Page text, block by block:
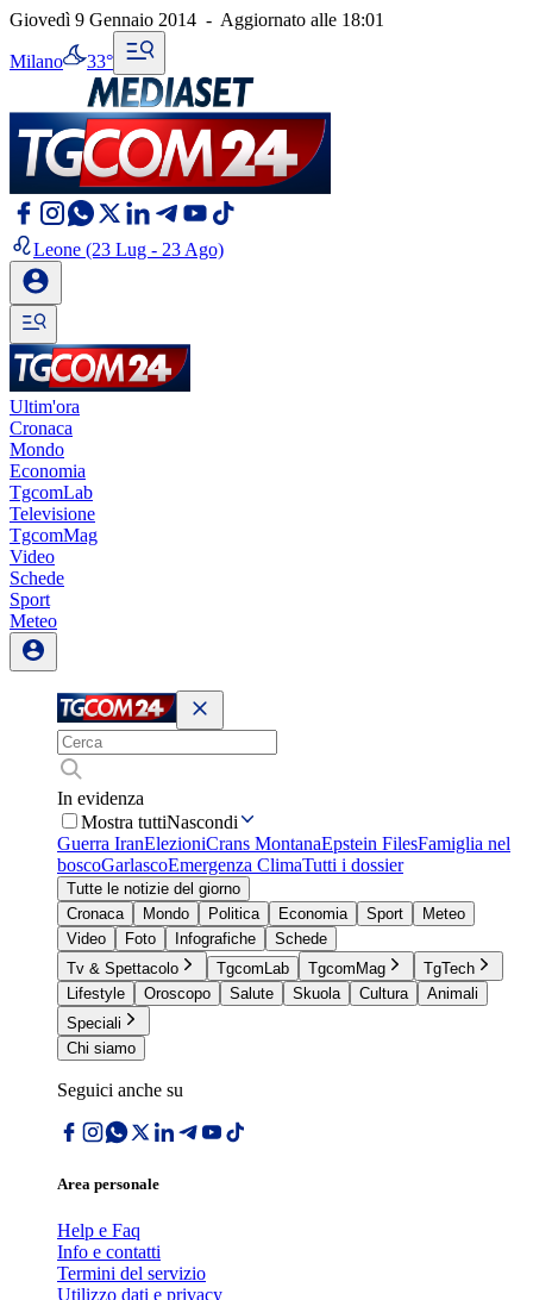
Giovedì 9 Gennaio 2014 - Aggiornato alle 18:01
Milano 33°
Leone (23 Lug - 23 Ago)
Ultim'ora
Cronaca
Mondo
Economia
TgcomLab
Televisione
TgcomMag
Video
Schede
Sport
Meteo
In evidenza
Mostra tuttiNascondi
Guerra IranElezioniCrans MontanaEpstein FilesFamiglia nel
boscoGarlascoEmergenza ClimaTutti i dossier
Tutte le notizie del giorno
Cronaca
Mondo Politica Economia Sport
Meteo
Video
Foto Infografiche
Schede
Tv & Spettacolo
TgcomLab TgcomMag
TgTech
Lifestyle
Oroscopo Salute Skuola Cultura
Animali
Speciali
Chi siamo
Seguici anche su
Area personale
Help e Faq
Info e contatti
Termini del servizio
Utilizzo dati e privacy